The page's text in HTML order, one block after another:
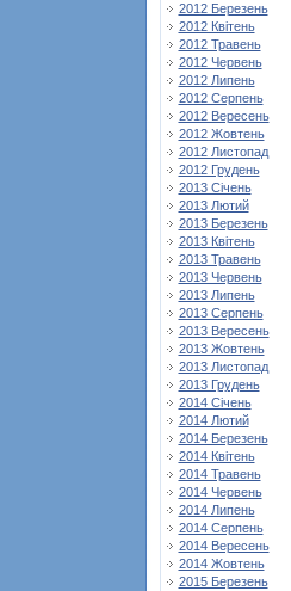
2012 Березень
2012 Квітень
2012 Травень
2012 Червень
2012 Липень
2012 Серпень
2012 Вересень
2012 Жовтень
2012 Листопад
2012 Грудень
2013 Січень
2013 Лютий
2013 Березень
2013 Квітень
2013 Травень
2013 Червень
2013 Липень
2013 Серпень
2013 Вересень
2013 Жовтень
2013 Листопад
2013 Грудень
2014 Січень
2014 Лютий
2014 Березень
2014 Квітень
2014 Травень
2014 Червень
2014 Липень
2014 Серпень
2014 Вересень
2014 Жовтень
2015 Березень